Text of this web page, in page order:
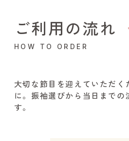
ご利用の流れ
HOW TO ORDER
大切な節目を迎えていただく
に。振袖選びから当日までの
す。